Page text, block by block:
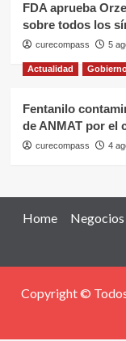
FDA aprueba
sobre todos los
curecompass 5
Actualidad
Fentanilo
de ANMAT por el
curecompass 4
Home Negocios
Copyright ©